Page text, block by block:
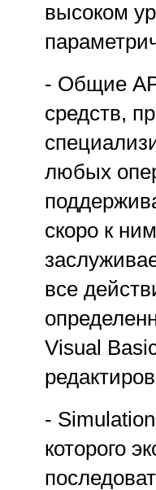
высоком
- Общие
средств,
любых
скоро к
все
Visual
-
которого